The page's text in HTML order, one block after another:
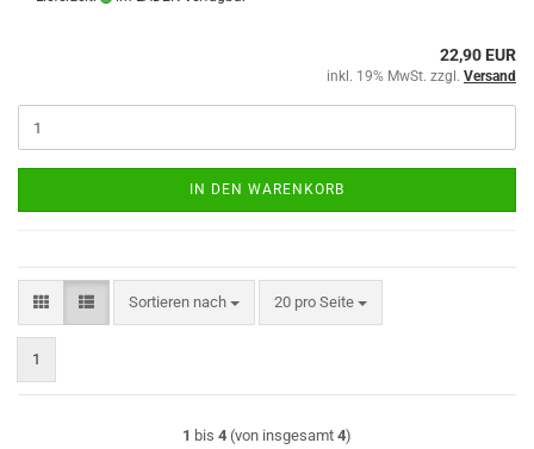
22,90 EUR
inkl. 19% MwSt. zzgl. Versand
IN DEN WARENKORB
Sortieren nach
Sortieren nach 20 pro Seite
pro Seite
1
1 bis 4 (von insgesamt 4)